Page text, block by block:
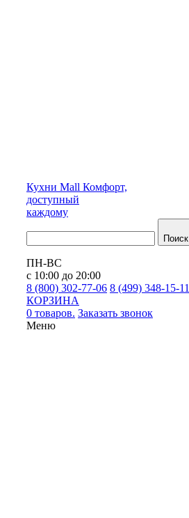
Кухни Mall Комфорт,
доступный
каждому
Поиск
ПН-ВС
с 10:00 до 20:00
8 (800) 302-77-06 8 (499) 348-15-11
КОРЗИНА
0 товаров. Заказать звонок
Меню